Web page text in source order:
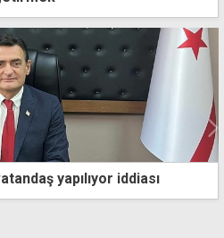
dron saldırısı